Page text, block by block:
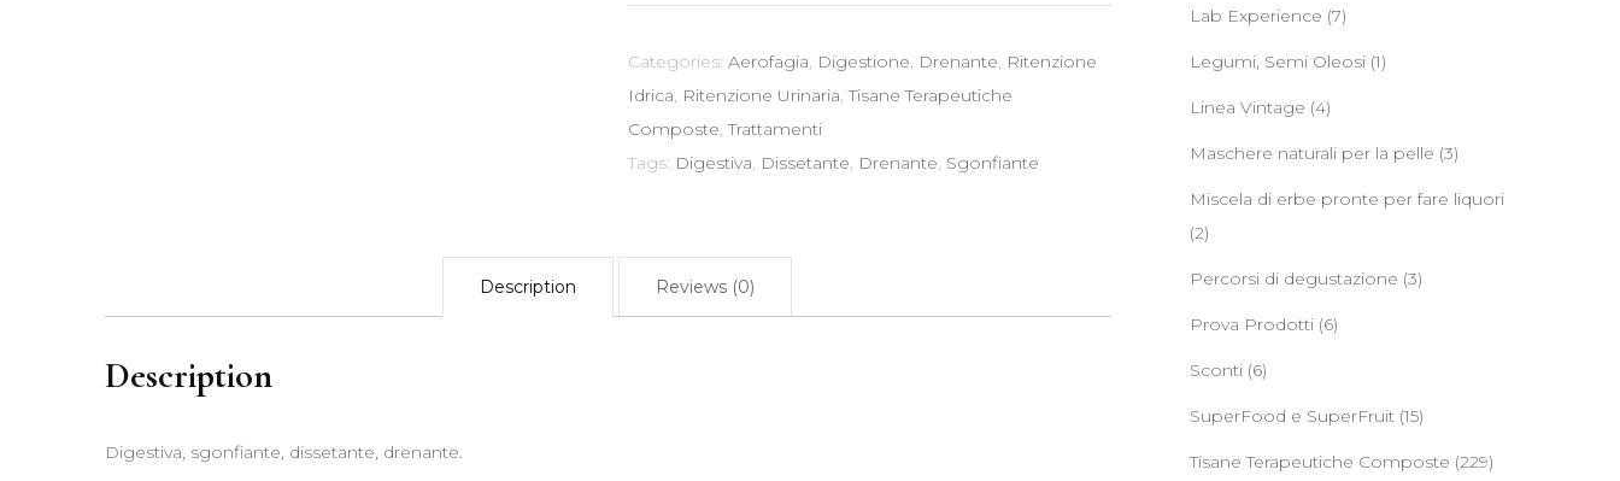
-
Digestiva
Sgonfiante
Dissetante
Categories:Aerofagia, Digestione, Drenante, Ritenzione
Idrica, Ritenzione Urinaria,Tisane Terapeutiche
Composte,Trattamenti
Tags: Digestiva, Dissetante, Drenante, Sgonfiante
Description Reviews (0)
Description
Digestiva, sgonfiante, dissetante, drenante.
Lab Experience (7)
Legumi, Semi Oleosi (1)
Linea Vintage (4)
Maschere naturali per la pelle (3)
Miscela di erbe pronte per fare liquori
(2)
Percorsi di degustazione (3)
Prova Prodotti (6)
Sconti (6)
SuperFood e SuperFruit (15)
Tisane Terapeutiche Composte (229)